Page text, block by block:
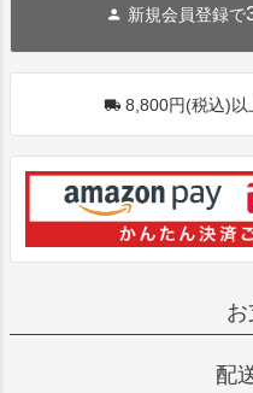
新規会員登録で
8,800円(税込)以
お
配